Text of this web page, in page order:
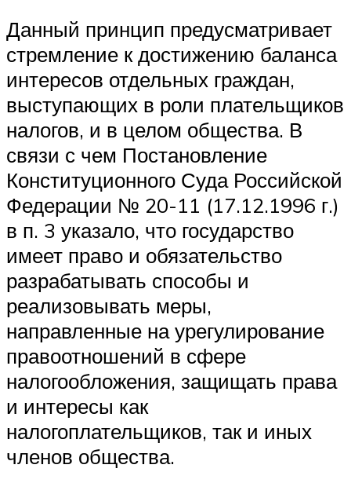
Данный принцип предусматривает
стремление к достижению баланса
интересов отдельных граждан,
выступающих в роли плательщиков
налогов, и в целом общества. В
связи с чем Постановление
Конституционного Суда Российской
Федерации № 20-11 (17.12.1996 г.)
в п. 3 указало, что государство
имеет право и обязательство
разрабатывать способы и
реализовывать меры,
направленные на урегулирование
правоотношений в сфере
налогообложения, защищать права
и интересы как
налогоплательщиков, так и иных
членов общества.